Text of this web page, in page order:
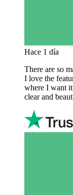
Hace 1 día
There are so
I love the
where I want
clear and